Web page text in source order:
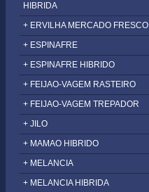
HIBRIDA
+ ERVILHA MERCADO FRESCO
+ ESPINAFRE
+ ESPINAFRE HIBRIDO
+ FEIJAO-VAGEM RASTEIRO
+ FEIJAO-VAGEM TREPADOR
+ JILO
+ MAMAO HIBRIDO
+ MELANCIA
+ MELANCIA HIBRIDA